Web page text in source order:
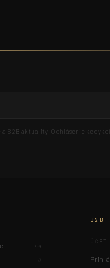
B2B aktuality. Odhlásenie
114
8
B2B
ÚČET